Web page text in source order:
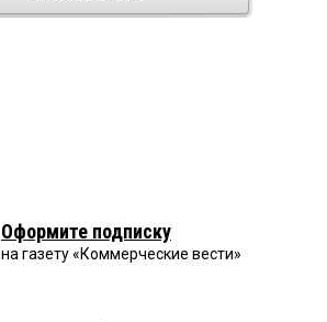
Оформите подписку
на газету «Коммерческие вести»